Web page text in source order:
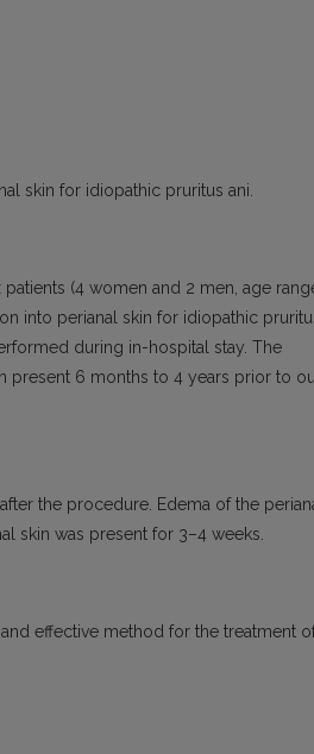
skin for idiopathic pruritus ani.
(4 women and 2 men, age
into perianal skin for idiopathic
during in-hospital stay. The
present 6 months to 4 years prior to
the procedure. Edema of the
skin was present for 3–4 weeks.
effective method for the treatment